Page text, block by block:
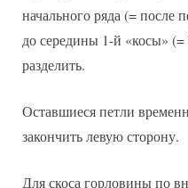
начального ряда (= после
до середины 1-й «косы» (=
разделить.
Оставшиеся петли
закончить левую сторону.
Для скоса горловины по